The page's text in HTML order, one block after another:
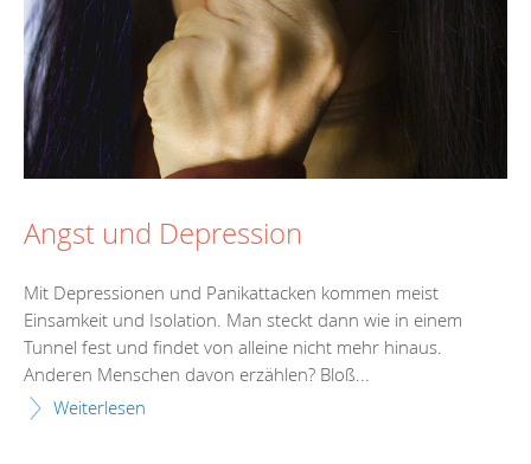
Angst und Depression
Mit Depressionen und Panikattacken kommen meist
Einsamkeit und Isolation. Man steckt dann wie in einem
Tunnel fest und findet von alleine nicht mehr hinaus.
Anderen Menschen davon erzählen? Bloß...
Weiterlesen